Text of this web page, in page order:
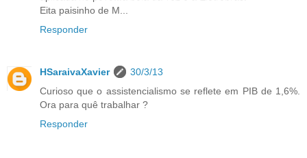
Eita paisinho de M...
Responder
HSaraivaXavier
30/3/13
Curioso que o assistencialismo se reflete em PIB de 1,6%.
Ora para quê trabalhar ?
Responder